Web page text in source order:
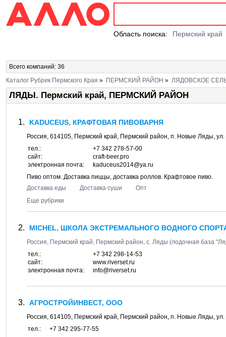
Область поиска: Пермский край
Всего компаний: 36
Каталог Рубрик Пермского Края » ПЕРМСКИЙ РАЙОН » ЛЯДОВСКОЕ
ЛЯДЫ. Пермский край, ПЕРМСКИЙ РАЙОН
KADUCEUS, КРАФТОВАЯ ПИВОВАРНЯ
Россия, 614105, Пермский край, Пермский район, п. Новые Ляды, ул.
тел.:
+7 342 278-57-00
сайт:
craft-beer.pro
электронная почта:
kaduceus2014@ya.ru
Пиво оптом. Доставка пиццы, доставка роллов. Крафтовое пиво.
Доставка еды
Доставка суши
Опт
Еще рубрики
MICHEL, ШКОЛА ЭКСТРЕМАЛЬНОГО ВОДНОГО
Россия, Пермский край, Пермский район, с. Ляды (лодочная база
тел.:
+7 342 298-14-53
сайт:
www.riverset.ru
электронная почта:
info@riverset.ru
АГРОСТРОЙИНВЕСТ, ООО
Россия, 614105, Пермский край, Пермский район, п. Новые Ляды, ул.
тел.:
+7 342 295-77-55